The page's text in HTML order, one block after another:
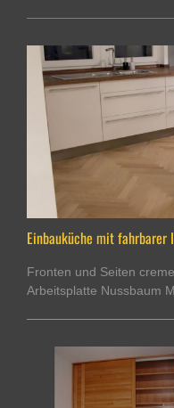
Einbauküche mit fahrbarer
Fronten und Seiten
Arbeitsplatte Nussbaum